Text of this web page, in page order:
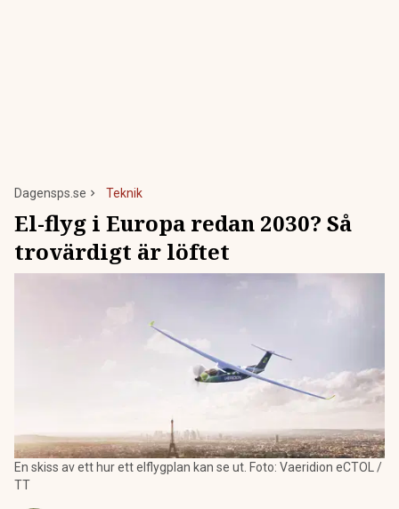
Dagensps.se Teknik
El-flyg i Europa redan 2030? Så
trovärdigt är löftet
En skiss av ett hur ett elflygplan kan se ut. Foto: Vaeridion eCTOL /
TT